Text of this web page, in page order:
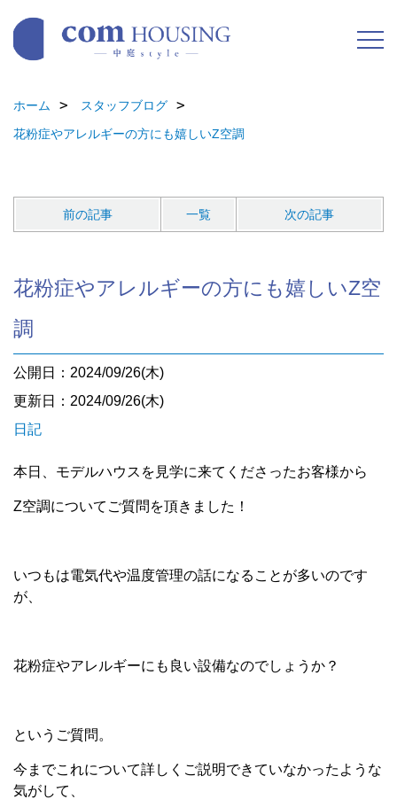
ホーム
スタッフブログ
花粉症やアレルギーの方にも嬉しいZ空調
前の記事 一覧 次の記事
花粉症やアレルギーの方にも嬉しいZ空
調
公開日：2024/09/26(木)
更新日：2024/09/26(木)
日記
本日、モデルハウスを見学に来てくださったお客様から
Z空調についてご質問を頂きました！
いつもは電気代や温度管理の話になることが多いのです
が、
花粉症やアレルギーにも良い設備なのでしょうか？
というご質問。
今までこれについて詳しくご説明できていなかったような
気がして、